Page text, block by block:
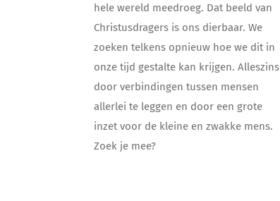
hele wereld meedroeg. Dat beeld van
Christusdragers is ons dierbaar. We
zoeken telkens opnieuw hoe we dit in
onze tijd gestalte kan krijgen. Alleszins
door verbindingen tussen mensen
allerlei te leggen en door een grote
inzet voor de kleine en zwakke mens.
Zoek je mee?